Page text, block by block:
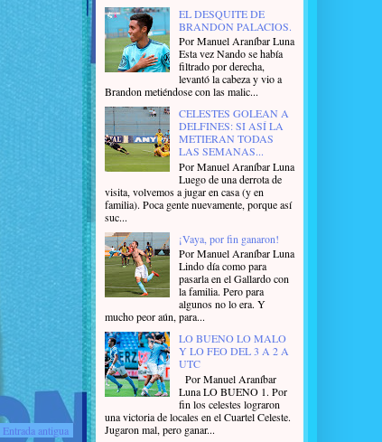
Entrada antigua
EL DESQUITE DE
BRANDON PALACIOS.
Por Manuel Araníbar Luna
Esta vez Nando se había
filtrado por derecha,
levantó la cabeza y vio a
Brandon metiéndose con las malic...
CELESTES GOLEAN A
DELFINES: SI ASÍ LA
METIERAN TODAS
LAS SEMANAS...
Por Manuel Araníbar Luna
Luego de una derrota de
visita, volvemos a jugar en casa (y en
familia). Poca gente nuevamente, porque así
suc...
¡Vaya, por fin ganaron!
Por Manuel Araníbar Luna
Lindo día como para
pasarla en el Gallardo con
la familia. Pero para
algunos no lo era. Y
mucho peor aún, para...
LO BUENO LO MALO
Y LO FEO DEL 3 A 2 A
UTC
Por Manuel Araníbar
Luna LO BUENO 1. Por
fin los celestes lograron
una victoria de locales en el Cuartel Celeste.
Jugaron mal, pero ganar...